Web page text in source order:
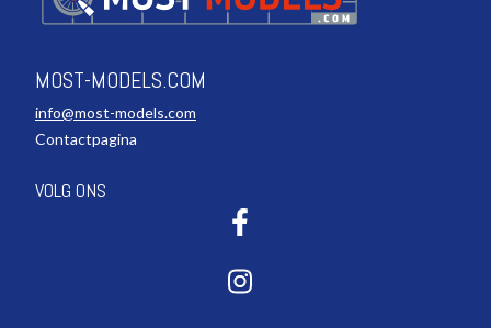
MOST-MODELS.COM
info@most-models.com
Contactpagina
VOLG ONS